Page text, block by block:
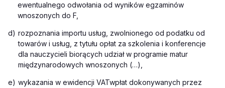
ewentualnego odwołania od wyników egzaminów
wnoszonych do F,
d) rozpoznania importu usług, zwolnionego od podatku od
towarów i usług, z tytułu opłat za szkolenia i konferencje
dla nauczycieli biorących udział w programie matur
międzynarodowych wnoszonych (…)
e) wykazania w ewidencji VATwpłat dokonywanych przez